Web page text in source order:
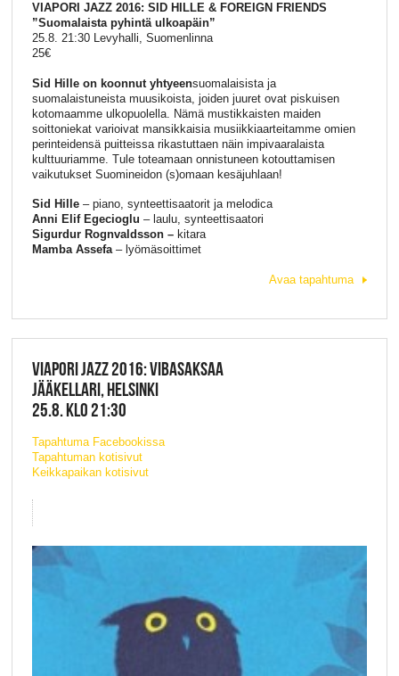
VIAPORI JAZZ 2016: SID HILLE & FOREIGN FRIENDS
”Suomalaista pyhintä ulkoapäin”
25.8. 21:30 Levyhalli, Suomenlinna
25€
Sid Hille on koonnut yhtyeensuomalaisista ja
suomalaistuneista muusikoista, joiden juuret ovat piskuisen
kotomaamme ulkopuolella. Nämä mustikkaisten maiden
soittoniekat varioivat mansikkaisia musiikkiaarteitamme omien
perinteidensä puitteissa rikastuttaen näin impivaaralaista
kulttuuriamme. Tule toteamaan onnistuneen kotouttamisen
vaikutukset Suomineidon (s)omaan kesäjuhlaan!
Sid Hille– piano, synteettisaatorit ja melodica
Anni Elif Egecioglu – laulu, synteettisaatori
Sigurdur Rognvaldsson –kitara
Mamba Assefa– lyömäsoittimet
Avaa tapahtuma
VIAPORI JAZZ 2016: VIBASAKSAA
JÄÄKELLARI, HELSINKI
25.8. KLO 21:30
Tapahtuma Facebookissa
Tapahtuman kotisivut
Keikkapaikan kotisivut